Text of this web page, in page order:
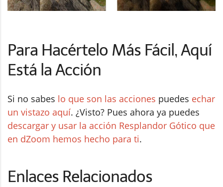
Para Hacértelo Más Fácil, Aquí
Está la Acción
Si no sabes lo que son las acciones puedes echar
un vistazo aquí. ¿Visto? Pues ahora ya puedes
descargar y usar la acción Resplandor Gótico que
en dZoom hemos hecho para ti.
Enlaces Relacionados